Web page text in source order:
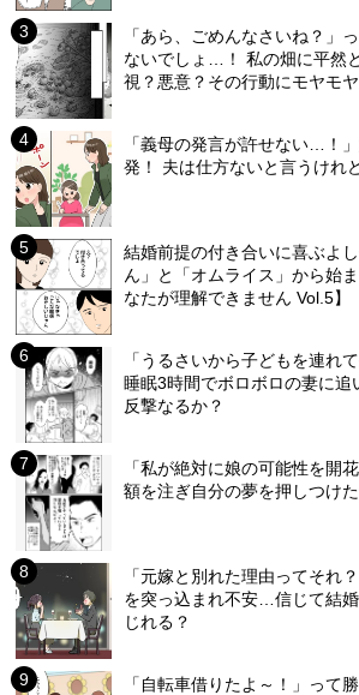
「あら、ごめんなさいね？」
ないでしょ…！ 私の畑に平然
視？悪意？その行動にモヤモ
「義母の発言が許せない…！
発！ 夫は仕方ないと言うけれ
結婚前提の付き合いに喜ぶよ
ん」と「オムライス」から始
なたが理解できません Vol.5】
「うるさいから子どもを連れ
睡眠3時間でボロボロの妻に
反撃なるか？
「私が絶対に娘の可能性を開
額を注ぎ自分の夢を押しつけ
「元嫁と別れた理由ってそれ
を突っ込まれ不安…信じて結
じれる？
「自転車借りたよ～！」って